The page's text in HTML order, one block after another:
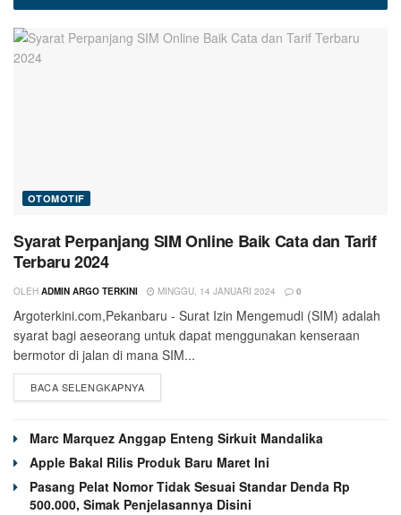
OTOMOTIF
Syarat Perpanjang SIM Online Baik Cata dan Tarif
Terbaru 2024
OLEH ADMIN ARGO TERKINI MINGGU, 14 JANUARI 2024 0
Argoterkini.com,Pekanbaru - Surat Izin Mengemudi (SIM) adalah
syarat bagi aeseorang untuk dapat menggunakan kenseraan
bermotor di jalan di mana SIM...
BACA SELENGKAPNYA
Marc Marquez Anggap Enteng Sirkuit Mandalika
Apple Bakal Rilis Produk Baru Maret Ini
Pasang Pelat Nomor Tidak Sesuai Standar Denda Rp
500.000, Simak Penjelasannya Disini